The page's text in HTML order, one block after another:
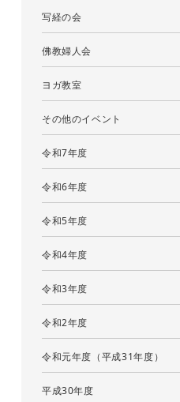
写経の会
佛教婦人会
ヨガ教室
その他のイベント
令和7年度
令和6年度
令和5年度
令和4年度
令和3年度
令和2年度
令和元年度（平成31年度）
平成30年度